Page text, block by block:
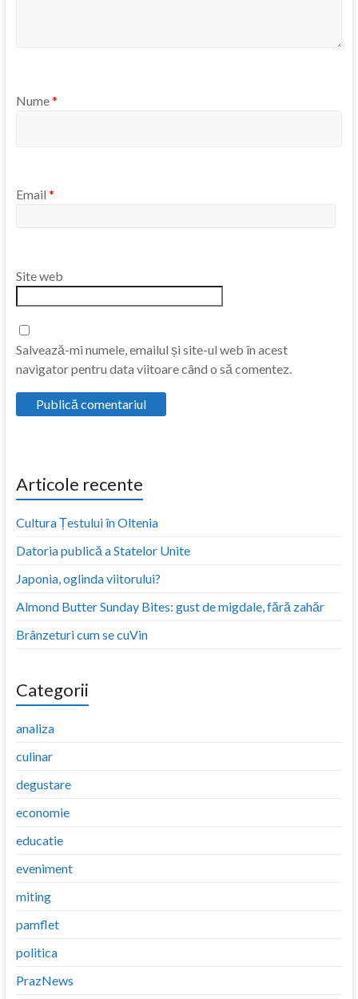
Nume*
Email *
Site web
Salvează-mi numele, emailul și site-ul web în acest
navigator pentru data viitoare când o să comentez.
Articole recente
Cultura Țestului în Oltenia
Datoria publică a Statelor Unite
Japonia, oglinda viitorului?
Almond Butter Sunday Bites: gust de migdale, fără zahăr
Brânzeturi cum se cuVin
Categorii
analiza
culinar
degustare
economie
educatie
eveniment
miting
pamflet
politica
PrazNews